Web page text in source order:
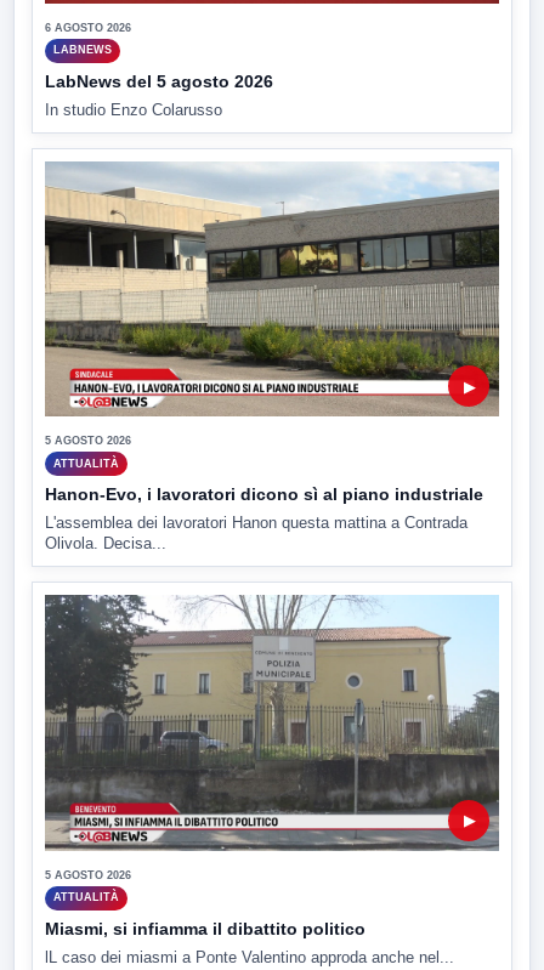
6 AGOSTO 2026
LABNEWS
LabNews del 5 agosto 2026
In studio Enzo Colarusso
▶
5 AGOSTO 2026
ATTUALITÀ
Hanon-Evo, i lavoratori dicono sì al piano industriale
L'assemblea dei lavoratori Hanon questa mattina a Contrada
Olivola. Decisa...
▶
5 AGOSTO 2026
ATTUALITÀ
Miasmi, si infiamma il dibattito politico
lL caso dei miasmi a Ponte Valentino approda anche nel...